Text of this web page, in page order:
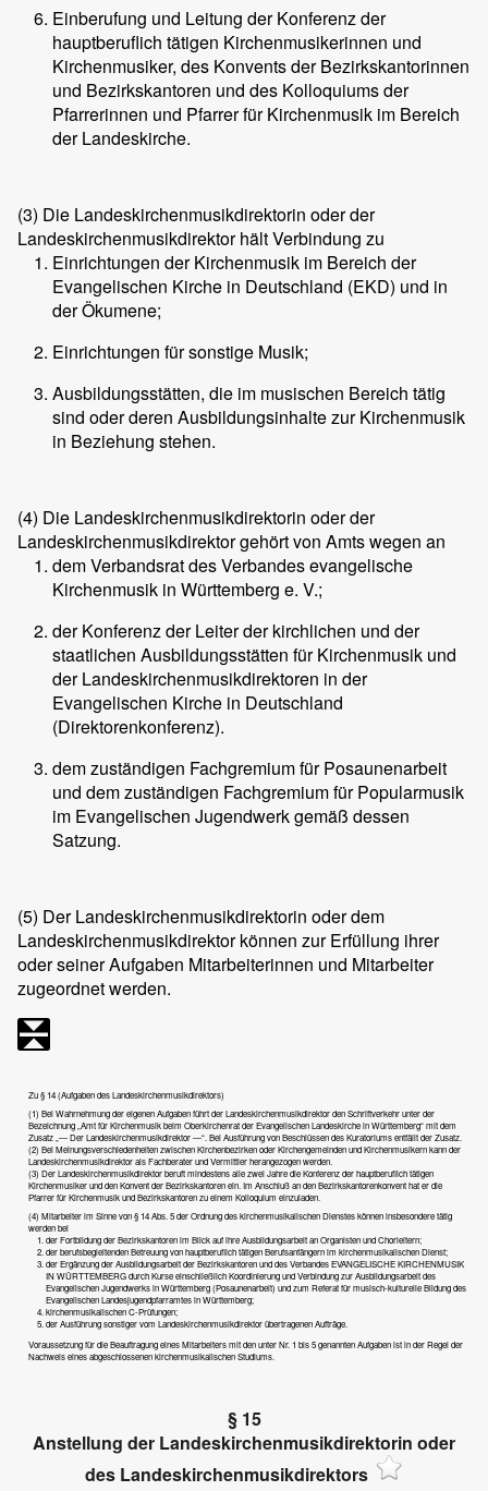
Einberufung und Leitung der Konferenz der
hauptberuflich tätigen Kirchenmusikerinnen und
Kirchenmusiker, des Konvents der Bezirkskantorinnen
und Bezirkskantoren und des Kolloquiums der
Pfarrerinnen und Pfarrer für Kirchenmusik im Bereich
der Landeskirche.
(3) Die Landeskirchenmusikdirektorin oder der
Landeskirchenmusikdirektor hält Verbindung zu
Einrichtungen der Kirchenmusik im Bereich der
Evangelischen Kirche in Deutschland (EKD) und in
der Ökumene;
Einrichtungen für sonstige Musik;
Ausbildungsstätten, die im musischen Bereich tätig
sind oder deren Ausbildungsinhalte zur Kirchenmusik
in Beziehung stehen.
(4) Die Landeskirchenmusikdirektorin oder der
Landeskirchenmusikdirektor gehört von Amts wegen an
dem Verbandsrat des Verbandes evangelische
Kirchenmusik in Württemberg e. V.;
der Konferenz der Leiter der kirchlichen und der
staatlichen Ausbildungsstätten für Kirchenmusik und
der Landeskirchenmusikdirektoren in der
Evangelischen Kirche in Deutschland
(Direktorenkonferenz).
dem zuständigen Fachgremium für Posaunenarbeit
und dem zuständigen Fachgremium für Popularmusik
im Evangelischen Jugendwerk gemäß dessen
Satzung.
(5) Der Landeskirchenmusikdirektorin oder dem
Landeskirchenmusikdirektor können zur Erfüllung ihrer
oder seiner Aufgaben Mitarbeiterinnen und Mitarbeiter
zugeordnet werden.
Zu § 14 (Aufgaben des Landeskirchenmusikdirektors)
(1) Bei Wahrnehmung der eigenen Aufgaben führt der Landeskirchenmusikdirektor den Schriftverkehr unter der
Bezeichnung „Amt für Kirchenmusik beim Oberkirchenrat der Evangelischen Landeskirche in Württemberg“ mit dem
Zusatz „— Der Landeskirchenmusikdirektor —“. Bei Ausführung von Beschlüssen des Kuratoriums entfällt der Zusatz.
(2) Bei Meinungsverschiedenheiten zwischen Kirchenbezirken oder Kirchengemeinden und Kirchenmusikern kann der
Landeskirchenmusikdirektor als Fachberater und Vermittler herangezogen werden.
(3) Der Landeskirchenmusikdirektor beruft mindestens alle zwei Jahre die Konferenz der hauptberuflich tätigen
Kirchenmusiker und den Konvent der Bezirkskantoren ein. Im Anschluß an den Bezirkskantorenkonvent hat er die
Pfarrer für Kirchenmusik und Bezirkskantoren zu einem Kolloquium einzuladen.
(4) Mitarbeiter im Sinne von § 14 Abs. 5 der Ordnung des kirchenmusikalischen Dienstes können insbesondere tätig
werden bei
der Fortbildung der Bezirkskantoren im Blick auf ihre Ausbildungsarbeit an Organisten und Chorleitern;
der berufsbegleitenden Betreuung von hauptberuflich tätigen Berufsanfängern im kirchenmusikalischen Dienst;
der Ergänzung der Ausbildungsarbeit der Bezirkskantoren und des Verbandes EVANGELISCHE KIRCHENMUSIK
IN WÜRTTEMBERG durch Kurse einschließlich Koordinierung und Verbindung zur Ausbildungsarbeit des
Evangelischen Jugendwerks in Württemberg (Posaunenarbeit) und zum Referat für musisch-kulturelle Bildung des
Evangelischen Landesjugendpfarramtes in Württemberg;
kirchenmusikalischen C-Prüfungen;
der Ausführung sonstiger vom Landeskirchenmusikdirektor übertragenen Aufträge.
Voraussetzung für die Beauftragung eines Mitarbeiters mit den unter Nr. 1 bis 5 genannten Aufgaben ist in der Regel der
Nachweis eines abgeschlossenen kirchenmusikalischen Studiums.
§ 15
Anstellung der Landeskirchenmusikdirektorin oder
des Landeskirchenmusikdirektors